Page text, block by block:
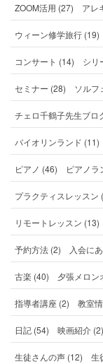
ZOOM活用 (27) アレ
ウィーン修学旅行 (19)
コンサート (14) シリ
セミナー (28) ソルフ
チェロ千鶴子先生ブロ
バイオリンランド (11)
ピアノ (46) ピアノラ
プラクティスレッスン
リモートレッスン (13)
予約方法 (2) 入会に
古楽 (40) 夕張メロン
指導者講座 (2) 教室
日記 (54) 映画紹介 (2)
生徒さんの声 (12) 生